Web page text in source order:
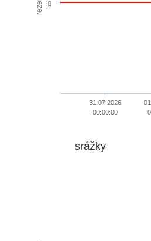
31.07.2026
00:00:00
0
srážky